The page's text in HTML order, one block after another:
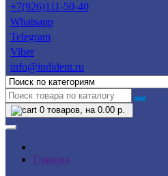
+7(926)111-50-40
Whatsapp
Telegram
Viber
info@indident.ru
0 товаров, на 0.00 р.
Главная